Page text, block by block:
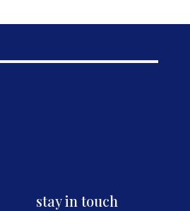
stay in touch